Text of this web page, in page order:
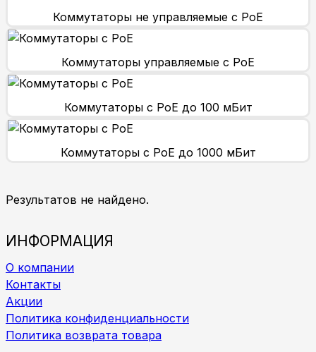
Коммутаторы не управляемые с PoE
Коммутаторы управляемые с PoE
Коммутаторы с PoE до 100 мБит
Коммутаторы с PoE до 1000 мБит
Результатов не найдено.
ИНФОРМАЦИЯ
О компании
Контакты
Акции
Политика конфиденциальности
Политика возврата товара